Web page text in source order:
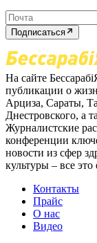
Подписаться
На сайте
публикации о
Арциза, Сараты,
Днестровского, а
Журналистские
конференции
новости из сфер
культуры – все это
Контакты
Прайс
О нас
Видео